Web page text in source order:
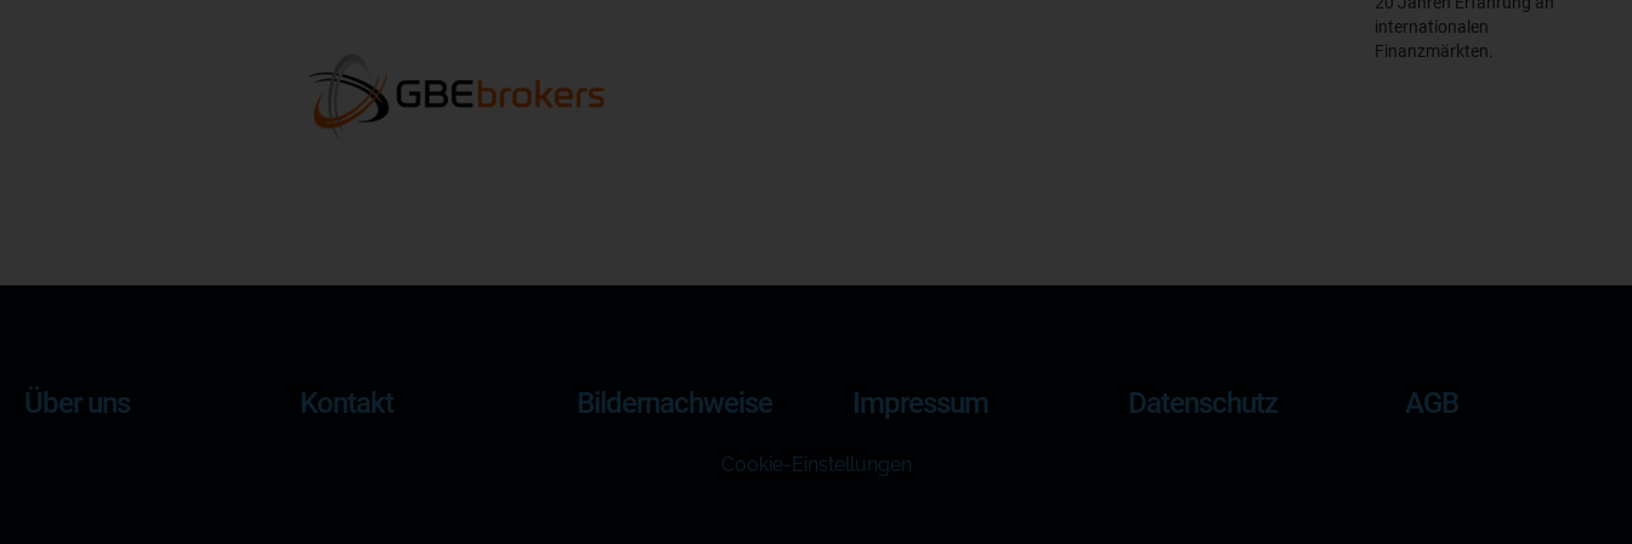
internationalen
Finanzmärkten.
Über uns Kontakt Bildernachweise Impressum Datenschutz AGB
Cookie-Einstellungen